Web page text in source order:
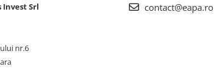
Invest Srl
nr.6
contact@eapa.ro